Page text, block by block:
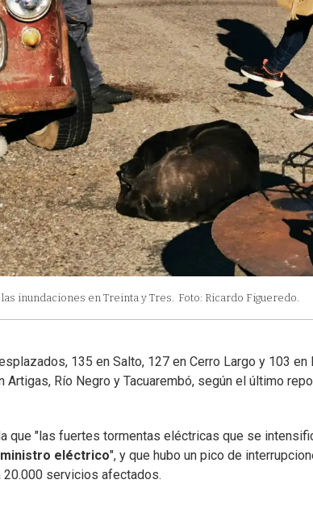
inundaciones en Treinta y Tres. Foto: Ricardo Figueredo.
135 en Salto, 127 en Cerro Largo y 103
Artigas, Río Negro y Tacuarembó, según el último
que "las fuertes tormentas eléctricas que se
eléctrico", y que hubo un pico de
servicios afectados.